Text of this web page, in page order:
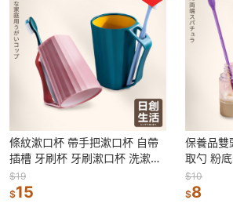
條紋漱口杯 帶手把漱口杯 自帶
插槽 牙刷杯 牙刷漱口杯 洗漱杯
情侶漱口杯 水杯 旅行漱口杯 刷
牙杯
$19
$15
保養品雙
取勺 粉
霜勺 空
刮刀
$10
$8